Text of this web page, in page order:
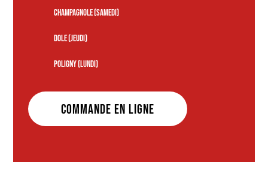
CHAMPAGNOLE (SAMEDI)
DOLE (JEUDI)
POLIGNY (LUNDI)
COMMANDE en ligne